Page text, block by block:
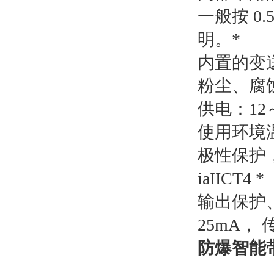
一般按
明。*
内置的变
粉尘、腐
供电：12
使用环境
极性保护
iaIICT4 *
输出保护
25mA，
防爆智能